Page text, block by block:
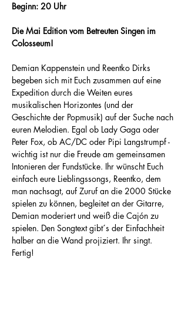
Beginn: 20 Uhr
Die Mai Edition vom Betreuten Singen im
Colosseum!
Demian Kappenstein und Reentko Dirks
begeben sich mit Euch zusammen auf eine
Expedition durch die Weiten eures
musikalischen Horizontes (und der
Geschichte der Popmusik) auf der Suche nach
euren Melodien. Egal ob Lady Gaga oder
Peter Fox, ob AC/DC oder Pipi Langstrumpf -
wichtig ist nur die Freude am gemeinsamen
Intonieren der Fundstücke. Ihr wünscht Euch
einfach eure Lieblingssongs, Reentko, dem
man nachsagt, auf Zuruf an die 2000 Stücke
spielen zu können, begleitet an der Gitarre,
Demian moderiert und weiß die Cajón zu
spielen. Den Songtext gibt´s der Einfachheit
halber an die Wand projiziert. Ihr singt.
Fertig!